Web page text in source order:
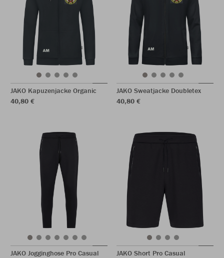
JAKO Kapuzenjacke Organic
40,80 €
JAKO Sweatjacke Doubletex
40,80 €
JAKO Jogginghose Pro Casual
JAKO Short Pro Casual